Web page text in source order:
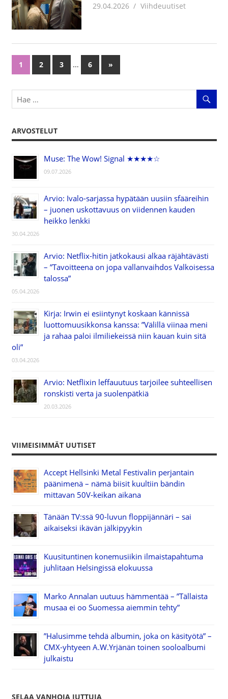
29.04.2026 Juha Kaunisto
Viihdeuutiset
Artikkelien
selaus
1 2 3 … 6
Next
Posts
»
ARVOSTELUT
Muse: The Wow! Signal ★★★★☆
09.07.2026
Arvio: Ivalo-sarjassa hypätään uusiin sfääreihin
– juonen uskottavuus on viidennen kauden
heikko lenkki
30.04.2026
Arvio: Netflix-hitin jatkokausi alkaa räjähtävästi
– ”Tavoitteena on jopa vallanvaihdos Valkoisessa
talossa”
05.04.2026
Kirja: Irwin ei esiintynyt koskaan kännissä
luottomuusikkonsa kanssa: ”Välillä viinaa meni
ja rahaa paloi ilmiliekeissä niin kauan kuin sitä
oli”
03.04.2026
Arvio: Netflixin leffauutuus tarjoilee suhteellisen
ronskisti verta ja suolenpätkiä
20.03.2026
VIIMEISIMMÄT UUTISET
Accept Hellsinki Metal Festivalin perjantain
päänimenä – nämä biisit kuultiin bändin
mittavan 50V-keikan aikana
Tänään TV:ssä 90-luvun floppijännäri – sai
aikaiseksi ikävän jälkipyykin
Kuusituntinen konemusiikin ilmaistapahtuma
juhlitaan Helsingissä elokuussa
Marko Annalan uutuus hämmentää – ”Tällaista
musaa ei oo Suomessa aiemmin tehty”
”Halusimme tehdä albumin, joka on käsityötä” –
CMX-yhtyeen A.W.Yrjänän toinen sooloalbumi
julkaistu
SELAA VANHOJA JUTTUJA